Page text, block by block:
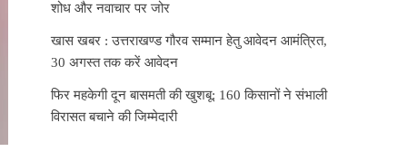
शोध और नवाचार पर जोर
खास खबर : उत्तराखण्ड गौरव सम्मान हेतु आवेदन आमंत्रित,
30 अगस्त तक करें आवेदन
फिर महकेगी दून बासमती की खुशबू: 160 किसानों ने संभाली
विरासत बचाने की जिम्मेदारी